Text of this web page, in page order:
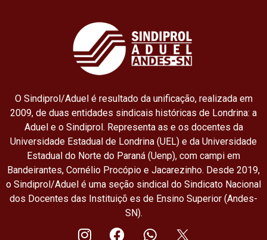
O Sindiprol/Aduel é resultado da unificação, realizada em
2009, de duas entidades sindicais históricas de Londrina: a
Aduel e o Sindiprol. Representa as e os docentes da
Universidade Estadual de Londrina (UEL) e da Universidade
Estadual do Norte do Paraná (Uenp), com campi em
Bandeirantes, Cornélio Procópio e Jacarezinho. Desde 2019,
o Sindiprol/Aduel é uma seção sindical do Sindicato Nacional
dos Docentes das Instituiçõ es de Ensino Superior (Andes-
SN).